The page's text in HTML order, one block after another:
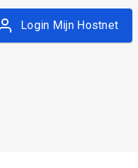
Login Mijn Hostnet